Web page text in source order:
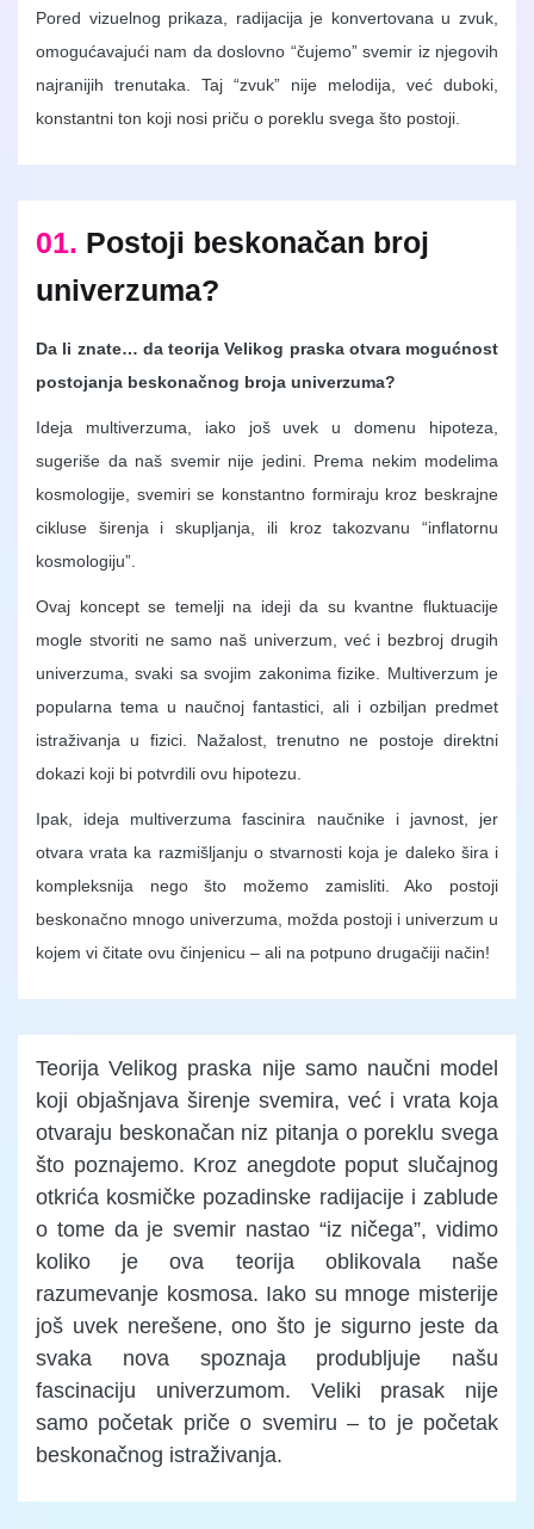
Pored vizuelnog prikaza, radijacija je konvertovana u zvuk,
omogućavajući nam da doslovno “čujemo” svemir iz njegovih
najranijih trenutaka. Taj “zvuk” nije melodija, već duboki,
konstantni ton koji nosi priču o poreklu svega što postoji.
01. Postoji beskonačan broj
univerzuma?
Da li znate… da teorija Velikog praska otvara mogućnost
postojanja beskonačnog broja univerzuma?
Ideja multiverzuma, iako još uvek u domenu hipoteza,
sugeriše da naš svemir nije jedini. Prema nekim modelima
kosmologije, svemiri se konstantno formiraju kroz beskrajne
cikluse širenja i skupljanja, ili kroz takozvanu “inflatornu
kosmologiju”.
Ovaj koncept se temelji na ideji da su kvantne fluktuacije
mogle stvoriti ne samo naš univerzum, već i bezbroj drugih
univerzuma, svaki sa svojim zakonima fizike. Multiverzum je
popularna tema u naučnoj fantastici, ali i ozbiljan predmet
istraživanja u fizici. Nažalost, trenutno ne postoje direktni
dokazi koji bi potvrdili ovu hipotezu.
Ipak, ideja multiverzuma fascinira naučnike i javnost, jer
otvara vrata ka razmišljanju o stvarnosti koja je daleko šira i
kompleksnija nego što možemo zamisliti. Ako postoji
beskonačno mnogo univerzuma, možda postoji i univerzum u
kojem vi čitate ovu činjenicu – ali na potpuno drugačiji način!
Teorija Velikog praska nije samo naučni model
koji objašnjava širenje svemira, već i vrata koja
otvaraju beskonačan niz pitanja o poreklu svega
što poznajemo. Kroz anegdote poput slučajnog
otkrića kosmičke pozadinske radijacije i zablude
o tome da je svemir nastao “iz ničega”, vidimo
koliko je ova teorija oblikovala naše
razumevanje kosmosa. Iako su mnoge misterije
još uvek nerešene, ono što je sigurno jeste da
svaka nova spoznaja produbljuje našu
fascinaciju univerzumom. Veliki prasak nije
samo početak priče o svemiru – to je početak
beskonačnog istraživanja.